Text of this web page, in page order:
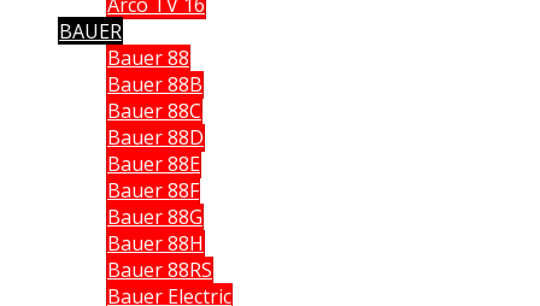
BAUER
Bauer 88
Bauer 88B
Bauer 88C
Bauer 88D
Bauer 88E
Bauer 88F
Bauer 88G
Bauer 88H
Bauer 88RS
Bauer Electric